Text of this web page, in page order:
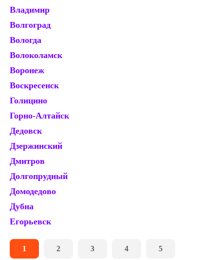
Владимир
Волгоград
Вологда
Волоколамск
Воронеж
Воскресенск
Голицино
Горно-Алтайск
Дедовск
Дзержинский
Дмитров
Долгопрудный
Домодедово
Дубна
Егорьевск
1 2 3 4 5